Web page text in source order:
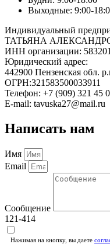
Выходные: 9:00-
Индивидуальный
ТАТЬЯНА
ИНН организации:
Юридический адрес:
442900 Пензенская обл.
ОГРН:321583500033911
Телефон: +7 (909) 321 45
E-mail: tavuska27@mail.ru
Написать нам
Имя
Email
Сообщение
121-414
Нажимая на кнопку, вы даете